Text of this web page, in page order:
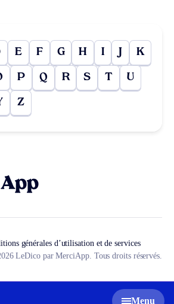
Menu
E F G H I J K
P Q R S T U
Z
générales d’utilisation et de services
LeDico par MerciApp. Tous droits réservés.